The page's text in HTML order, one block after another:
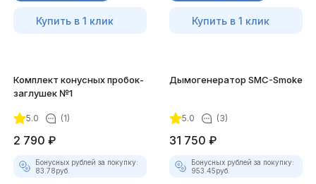
Купить в 1 клик Купить в 1 клик
Комплект конусных пробок-
заглушек №1
5.0 (1)
2 790 ₽
Бонусных рублей за покупку:
83.78руб.
Дымогенератор SMC-Smoke
5.0 (3)
31 750 ₽
Бонусных рублей за покупку:
953.45руб.